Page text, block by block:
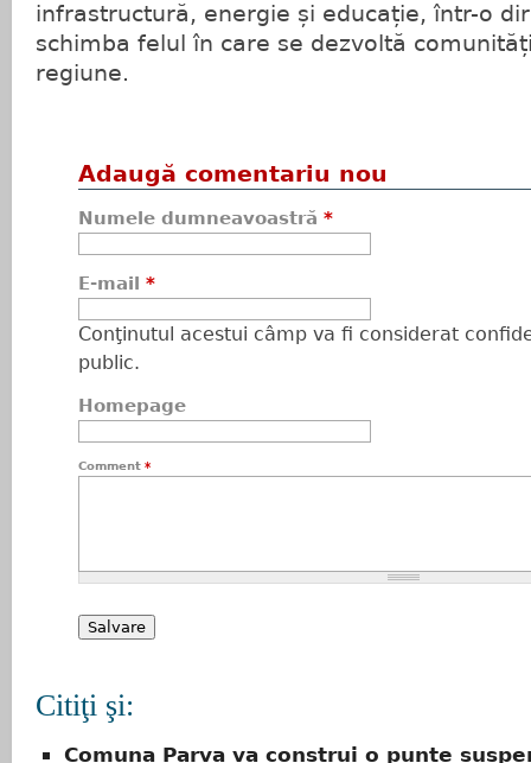
infrastructură, energie și educație, într-o
schimba felul în care se dezvoltă
regiune.
Adaugă comentariu nou
Numele dumneavoastră *
E-mail *
Conţinutul acestui câmp va fi considerat
public.
Homepage
Comment *
Citiţi şi:
Comuna Parva va construi o punte